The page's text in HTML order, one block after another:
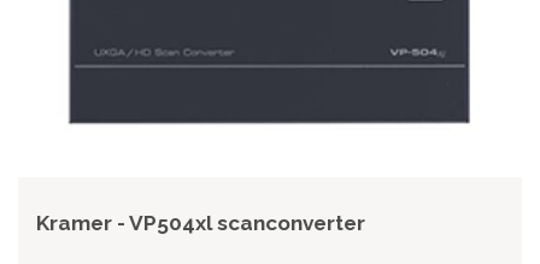
Kramer - VP504xl scanconverter